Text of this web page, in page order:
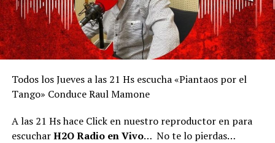
Todos los Jueves a las 21 Hs escucha «Piantaos por el
Tango» Conduce Raul Mamone
A las 21 Hs hace Click en nuestro reproductor en para
escucharH2O Radio en Vivo… No te lo pierdas…